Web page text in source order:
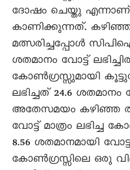
ദോഷം ചെയ്തു
കാണിക്കുന്നത്. കഴിഞ്ഞ
മത്സരിച്ചപ്പോള്‍
ശതമാനം വോട്ട്
കോണ്‍ഗ്രസ്സുമായി
ലഭിച്ചത് 24.6 ശതമാനം
അതേസമയം കഴിഞ്ഞ
വോട്ട് മാത്രം ലഭിച്ച
8.56 ശതമാനമായി
കോണ്‍ഗ്രസ്സിലെ ഒരു